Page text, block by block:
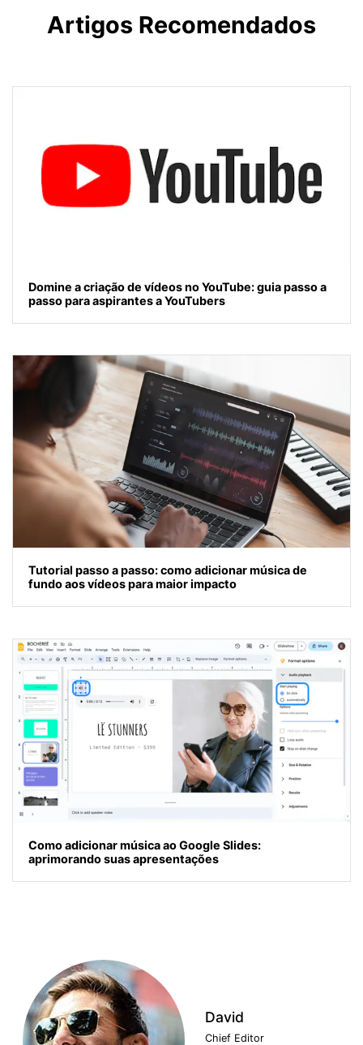
Artigos Recomendados
Domine a criação de vídeos no YouTube: guia passo a
passo para aspirantes a YouTubers
Tutorial passo a passo: como adicionar música de
fundo aos vídeos para maior impacto
Como adicionar música ao Google Slides:
aprimorando suas apresentações
David
Chief Editor